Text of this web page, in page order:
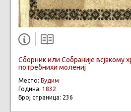
Сборник или Собраније всјакому
потребнихи молениј
Место: Будим
Година: 1832
Број страница: 236